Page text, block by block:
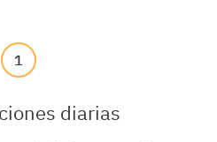
1
diarias